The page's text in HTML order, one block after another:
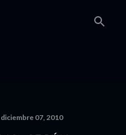
diciembre 07, 2010